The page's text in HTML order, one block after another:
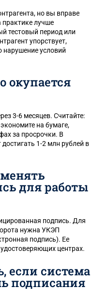
но вы вправе
практике лучше
тестовый период или
упорствует,
нарушение условий
окупается
3-6 месяцев. Считайте:
на бумаге,
за просрочки. В
1-2 млн рублей в
для работы
подпись. Для
нужна УКЭП
подпись). Ее
центрах.
если система
подписания